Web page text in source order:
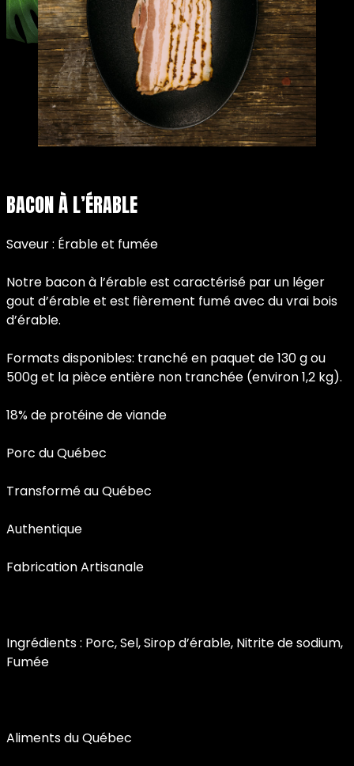
BACON À L’ÉRABLE
Saveur : Érable et fumée
Notre bacon à l’érable est caractérisé par un léger
gout d’érable et est fièrement fumé avec du vrai bois
d’érable.
Formats disponibles: tranché en paquet de 130 g ou
500g et la pièce entière non tranchée (environ 1,2 kg).
18% de protéine de viande
Porc du Québec
Transformé au Québec
Authentique
Fabrication Artisanale
Ingrédients : Porc, Sel, Sirop d’érable, Nitrite de sodium,
Fumée
Aliments du Québec